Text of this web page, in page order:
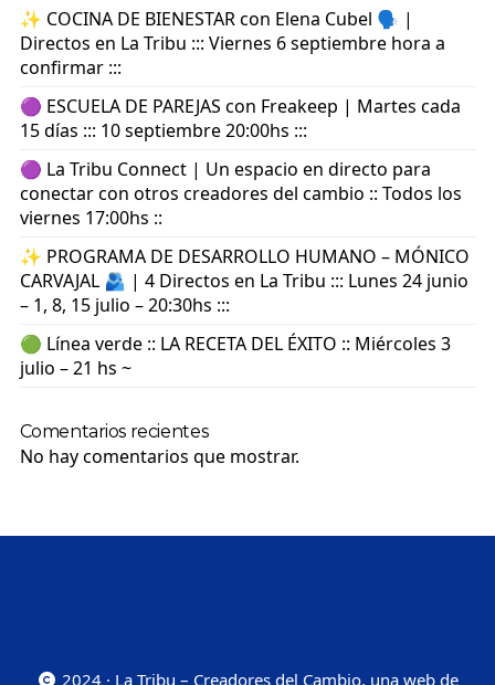
✨ COCINA DE BIENESTAR con Elena Cubel 🗣️ |
Directos en La Tribu ::: Viernes 6 septiembre hora a
confirmar :::
🟣 ESCUELA DE PAREJAS con Freakeep | Martes cada
15 días ::: 10 septiembre 20:00hs :::
🟣 La Tribu Connect | Un espacio en directo para
conectar con otros creadores del cambio :: Todos los
viernes 17:00hs ::
✨ PROGRAMA DE DESARROLLO HUMANO – MÓNICO
CARVAJAL 🫂 | 4 Directos en La Tribu ::: Lunes 24 junio
– 1, 8, 15 julio – 20:30hs :::
🟢 Línea verde :: LA RECETA DEL ÉXITO :: Miércoles 3
julio – 21 hs ~
Comentarios recientes
No hay comentarios que mostrar.
2024 · La Tribu – Creadores del Cambio, una web de